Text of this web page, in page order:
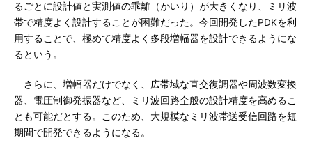
るごとに設計値と実測値の乖離（かいり）が大きくなり、ミリ波
帯で精度よく設計することが困難だった。今回開発したPDKを利
用することで、極めて精度よく多段増幅器を設計できるようにな
るという。
さらに、増幅器だけでなく、広帯域な直交復調器や周波数変換
器、電圧制御発振器など、ミリ波回路全般の設計精度を高めるこ
とも可能だとする。このため、大規模なミリ波帯送受信回路を短
期間で開発できるようになる。